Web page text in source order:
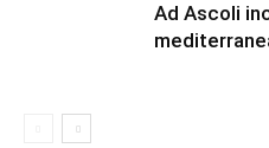
Ad Ascoli